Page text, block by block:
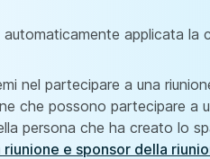
automaticamente applicata
nel partecipare a una
che possono partecipare a
persona che ha creato lo
riunione e sponsor della